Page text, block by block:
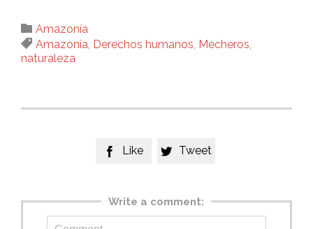
 Category
Amazonía
 Tags
Amazonía, Derechos humanos, Mecheros,
naturaleza
 Like  Tweet
Write a comment: